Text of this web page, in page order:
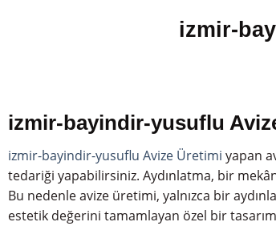
izmir-
izmir-bayindir-yusuflu
izmir-bayindir-yusuflu Avize Üretimi yapan
tedariği yapabilirsiniz. Aydınlatma, bir
Bu nedenle avize üretimi, yalnızca bir
estetik değerini tamamlayan özel bir